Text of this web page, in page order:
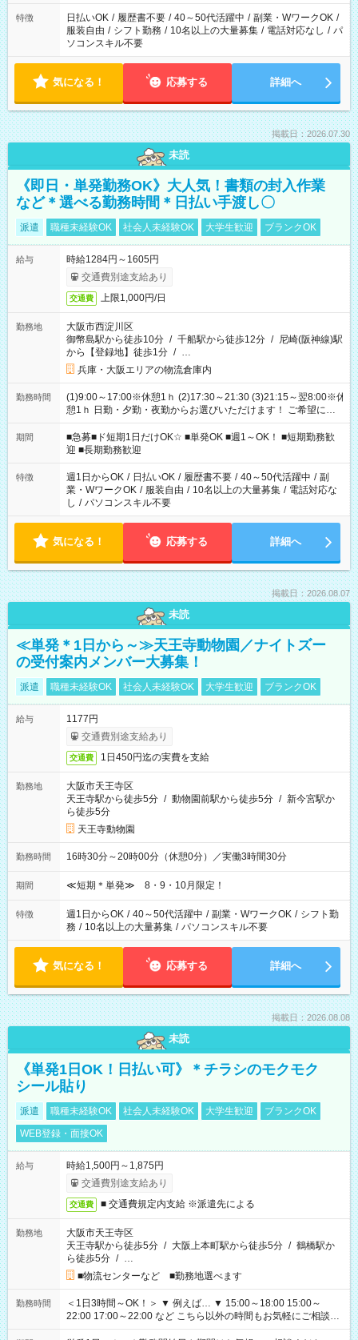
特徴 日払いOK / 履歴書不要 / 40～50代活躍中 / 副業・WワークOK /
服装自由 / シフト勤務 / 10名以上の大量募集 / 電話対応なし / パ
ソコンスキル不要
気になる！ 応募する 詳細へ
掲載日：2026.07.30
未読
《即日・単発勤務OK》大人気！書類の封入作業
など＊選べる勤務時間＊日払い手渡し〇
派遣 職種未経験OK 社会人未経験OK 大学生歓迎 ブランクOK
給与
時給1284円～1605円
交通費別途支給あり
交通費 上限1,000円/日
勤務地
大阪市西淀川区
御幣島駅から徒歩10分 / 千船駅から徒歩12分 / 尼崎(阪神線)駅
から【登録地】徒歩1分 / …
兵庫・大阪エリアの物流倉庫内
勤務時間
(1)9:00～17:00※休憩1ｈ (2)17:30～21:30 (3)21:15～翌8:00※休
憩1ｈ 日勤・夕勤・夜勤からお選びいただけます！ ご希望に合
わせて働けるお仕事です(*^^*) 【その他選べる勤務時間】 8-17
時/9-17時/9-18時/10-18時/11-21時/18-22時/20-翌4時/21-翌5
時/22-翌6時/0-翌8時 ご自身のご都合で選んで頂ける完全自由シ
フト！
期間
■急募■ド短期1日だけOK☆ ■単発OK ■週1～OK！ ■短期勤務歓
迎 ■長期勤務歓迎
特徴 週1日からOK / 日払いOK / 履歴書不要 / 40～50代活躍中 / 副
業・WワークOK / 服装自由 / 10名以上の大量募集 / 電話対応な
し / パソコンスキル不要
気になる！ 応募する 詳細へ
掲載日：2026.08.07
未読
≪単発＊1日から～≫天王寺動物園／ナイトズー
の受付案内メンバー大募集！
派遣 職種未経験OK 社会人未経験OK 大学生歓迎 ブランクOK
給与
1177円
交通費別途支給あり
交通費 1日450円迄の実費を支給
勤務地
大阪市天王寺区
天王寺駅から徒歩5分 / 動物園前駅から徒歩5分 / 新今宮駅か
ら徒歩5分
天王寺動物園
勤務時間 16時30分～20時00分（休憩0分）／実働3時間30分
期間 ≪短期＊単発≫ 8・9・10月限定！
特徴 週1日からOK / 40～50代活躍中 / 副業・WワークOK / シフト勤
務 / 10名以上の大量募集 / パソコンスキル不要
気になる！ 応募する 詳細へ
掲載日：2026.08.08
未読
《単発1日OK！日払い可》＊チラシのモクモク
シール貼り
派遣 職種未経験OK 社会人未経験OK 大学生歓迎
ブランクOK
WEB登録・面接OK
給与
時給1,500円～1,875円
交通費別途支給あり
交通費 ■ 交通費規定内支給 ※派遣先による
勤務地
大阪市天王寺区
天王寺駅から徒歩5分 / 大阪上本町駅から徒歩5分 / 鶴橋駅か
ら徒歩5分 / …
■物流センターなど ■勤務地選べます
勤務時間
＜1日3時間～OK！＞ ▼ 例えば… ▼ 15:00～18:00 15:00～
22:00 17:00～22:00 など こちら以外の時間もお気軽にご相談く
ださい！